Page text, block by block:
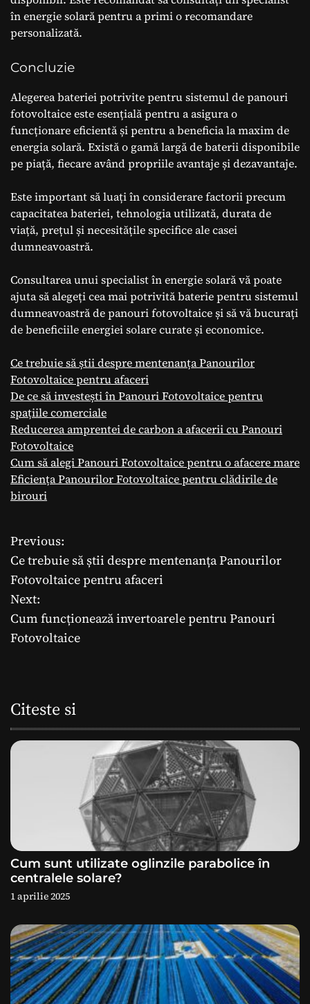
în energie solară pentru a primi o recomandare
personalizată.
Concluzie
Alegerea bateriei potrivite pentru sistemul de panouri
fotovoltaice este esențială pentru a asigura o
funcționare eficientă și pentru a beneficia la maxim de
energia solară. Există o gamă largă de baterii disponibile
pe piață, fiecare având propriile avantaje și dezavantaje.
Este important să luați în considerare factorii precum
capacitatea bateriei, tehnologia utilizată, durata de
viață, prețul și necesitățile specifice ale casei
dumneavoastră.
Consultarea unui specialist în energie solară vă poate
ajuta să alegeți cea mai potrivită baterie pentru sistemul
dumneavoastră de panouri fotovoltaice și să vă bucurați
de beneficiile energiei solare curate și economice.
Ce trebuie să știi despre mentenanța Panourilor
Fotovoltaice pentru afaceri
De ce să investești în Panouri Fotovoltaice pentru
spațiile comerciale
Reducerea amprentei de carbon a afacerii cu Panouri
Fotovoltaice
Cum să alegi Panouri Fotovoltaice pentru o afacere mare
Eficiența Panourilor Fotovoltaice pentru clădirile de
birouri
N
a
v
i
r
e
a
r
t
i
c
o
Previous:
Ce trebuie să știi despre mentenanța Panourilor
Fotovoltaice pentru afaceri
Next:
Cum funcționează invertoarele pentru Panouri
Fotovoltaice
Citeste si
Cum sunt utilizate oglinzile parabolice în
centralele solare?
1 aprilie 2025